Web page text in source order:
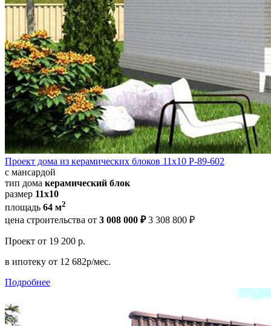
Проект дома из керамических блоков 11х10 Р-89-602
с мансардой
тип дома керамический блок
размер 11х10
площадь 64 м2
цена строительства от 3 008 000 ₽ 3 308 800 ₽
Проект от 19 200 р.
в ипотеку от 12 682р/мес.
Подробнее